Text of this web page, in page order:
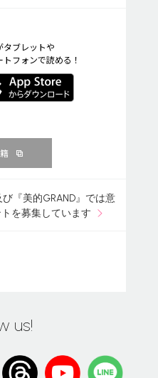
タブレットや
トフォンで読める！
『美的GRAND』では意
を募集しています
us!